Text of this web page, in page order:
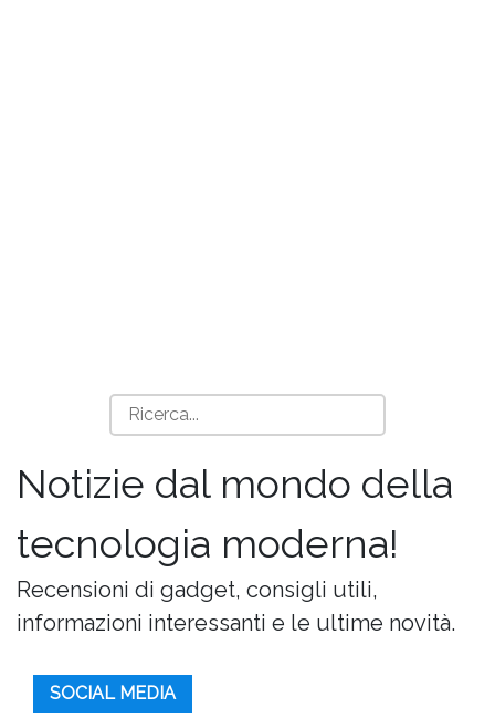
Notizie dal mondo della
tecnologia moderna!
Recensioni di gadget, consigli utili,
informazioni interessanti e le ultime novità.
SOCIAL MEDIA